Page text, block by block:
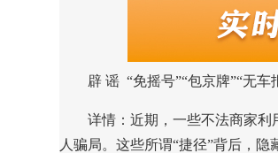
辟 谣 “免摇号”“包京牌”“无车
详情： 近期，一些不法商家利
人骗局。这些所谓“捷径”背后，隐